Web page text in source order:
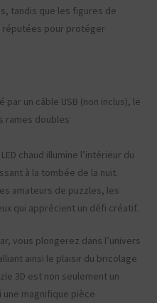
tandis que les figures de
pour protéger
par un câble USB (non inclus), le
rames doubles
chaud illumine l’intérieur du
à la tombée de la nuit.
amateurs de puzzles, les
qui apprécient un défi créatif.
vous plongerez dans l’univers
ainsi le plaisir du bricolage
3D est non seulement un
magnifique pièce